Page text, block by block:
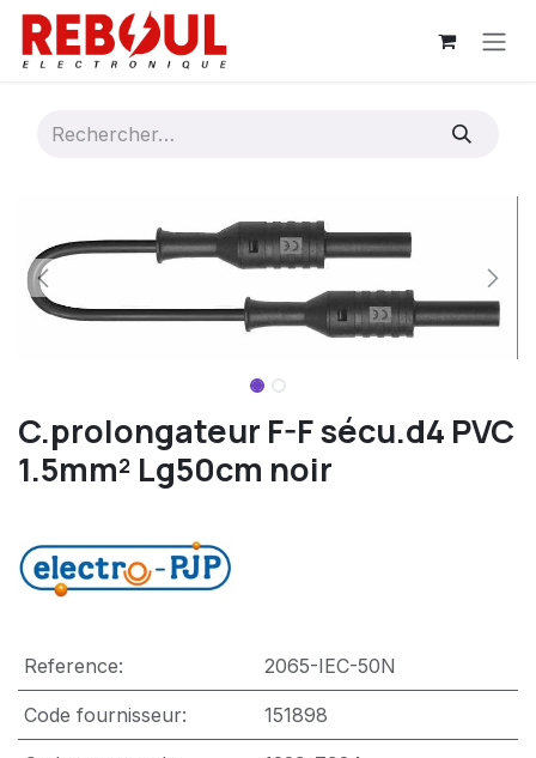
Se rendre au contenu
C.prolongateur F-F sécu.d4 PVC
1.5mm² Lg50cm noir
Reference: 2065-IEC-50N
Code fournisseur: 151898